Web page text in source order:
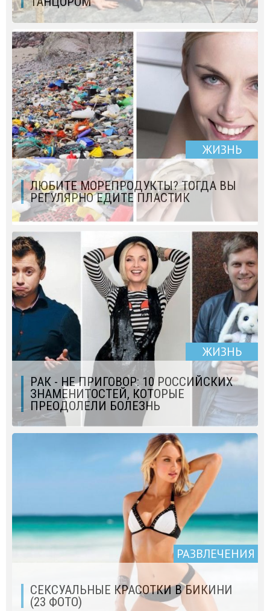
ЖИЗНЬ
ЛЮБИТЕ МОРЕПРОДУКТЫ? ТОГДА ВЫ
РЕГУЛЯРНО ЕДИТЕ ПЛАСТИК
ЖИЗНЬ
РАК - НЕ ПРИГОВОР: 10 РОССИЙСКИХ
ЗНАМЕНИТОСТЕЙ, КОТОРЫЕ
ПРЕОДОЛЕЛИ БОЛЕЗНЬ
РАЗВЛЕЧЕНИЯ
СЕКСУАЛЬНЫЕ КРАСОТКИ В БИКИНИ
(23 ФОТО)